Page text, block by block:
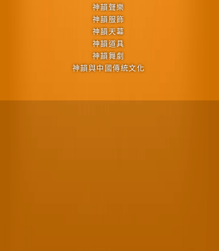
神韻聲樂
神韻服飾
神韻天幕
神韻道具
神韻舞劇
神韻與中國傳統文化